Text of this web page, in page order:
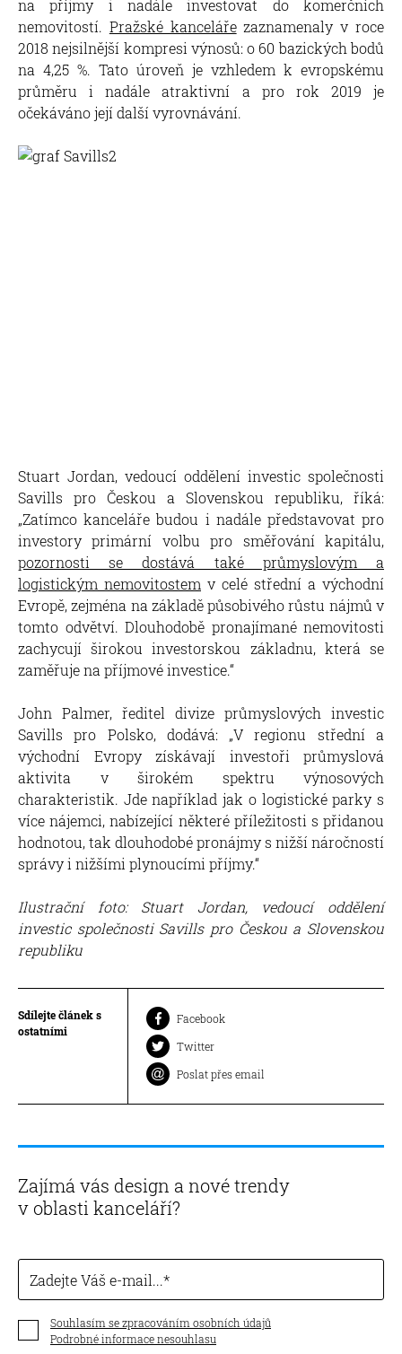
na příjmy i nadále investovat do komerčních
nemovitostí. Pražské kancelářezaznamenaly v roce
2018 nejsilnější kompresi výnosů: o 60 bazických bodů
na 4,25 %. Tato úroveň je vzhledem k evropskému
průměru i nadále atraktivní a pro rok 2019 je
očekáváno její další vyrovnávání.
Stuart Jordan, vedoucí oddělení investic společnosti
Savills pro Českou a Slovenskou republiku, říká:
„Zatímco kanceláře budou i nadále představovat pro
investory primární volbu pro směřování kapitálu,
pozornosti se dostává také průmyslovým a
logistickým nemovitostem v celé střední a východní
Evropě, zejména na základě působivého růstu nájmů v
tomto odvětví. Dlouhodobě pronajímané nemovitosti
zachycují širokou investorskou základnu, která se
zaměřuje na příjmové investice.“
John Palmer, ředitel divize průmyslových investic
Savills pro Polsko, dodává: „V regionu střední a
východní Evropy získávají investoři průmyslová
aktivita v širokém spektru výnosových
charakteristik. Jde například jak o logistické parky s
více nájemci, nabízející některé příležitosti s přidanou
hodnotou, tak dlouhodobé pronájmy s nižší náročností
správy i nižšími plynoucími příjmy.“
Ilustrační foto: Stuart Jordan, vedoucí oddělení
investic společnosti Savills pro Českou a Slovenskou
republiku
Sdílejte článek s
ostatními
Facebook
Twitter
Poslat přes email
Zajímá vás design a nové trendy
v oblasti kanceláří?
Zadejte Váš e-mail...
Souhlasím se zpracováním osobních údajů
Podrobné informace nesouhlasu